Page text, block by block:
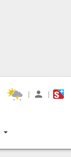
| |